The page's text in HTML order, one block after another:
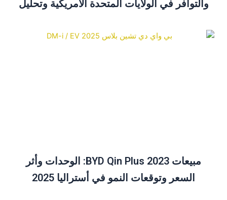
والتوافر في الولايات المتحدة الأمريكية وتحليل
مبيعات BYD Qin Plus 2023: الوحدات وأثر
السعر وتوقعات النمو في أستراليا 2025